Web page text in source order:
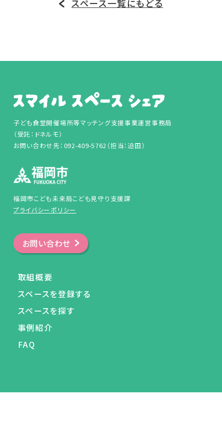
スペース一覧にもどる
子ども食堂開催場所等マッチング支援事業運営事務局
（受託：ドネルモ）
お問い合わせ先：092-409-5762（担当：迫田）
福岡市こども未来局こども見守り支援課
プライバシーポリシー
お問い合わせ
取組概要
スペースを登録する
スペースを探す
事例紹介
FAQ